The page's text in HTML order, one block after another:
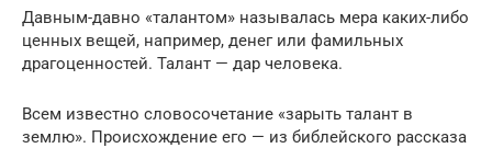
Давным-давно «талантом» называлась мера каких-либо
ценных вещей, например, денег или фамильных
драгоценностей. Талант — дар человека.
Всем известно словосочетание «зарыть талант в
землю». Происхождение его — из библейского рассказа